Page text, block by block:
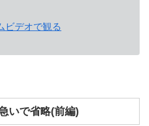
ビデオで観る
いで省略(前編)